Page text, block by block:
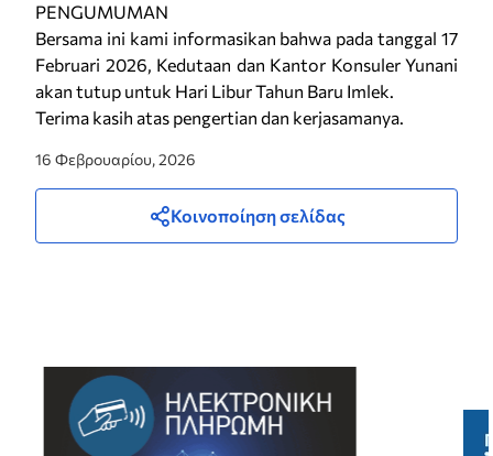
PENGUMUMAN
Bersama ini kami informasikan bahwa pada tanggal 17
Februari 2026, Kedutaan dan Kantor Konsuler Yunani
akan tutup untuk Hari Libur Tahun Baru Imlek.
Terima kasih atas pengertian dan kerjasamanya.
16 Φεβρουαρίου, 2026
Κοινοποίηση σελίδας